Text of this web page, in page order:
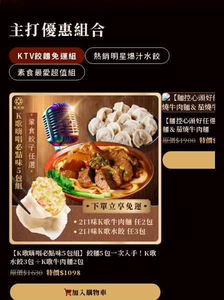
主打優惠組合
KTV餃麵免運組
熱銷明星爆汁水餃
素食最愛超值組
【K歌嗨唱必點味5包組】餃麵5包一次入手！K歌
水餃3包＋K歌牛肉麵2包
原價$1630 特價$1098
加入購物車
【麵控心頭好任選
麵＆茄燒牛肉麵
原價$1900 特價